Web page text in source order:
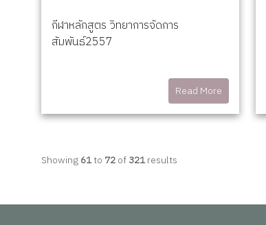
กีฬาหลักสูตร วิทยาการจัดการ
สัมพันธ์2557
Read More
Showing61to 72of321results